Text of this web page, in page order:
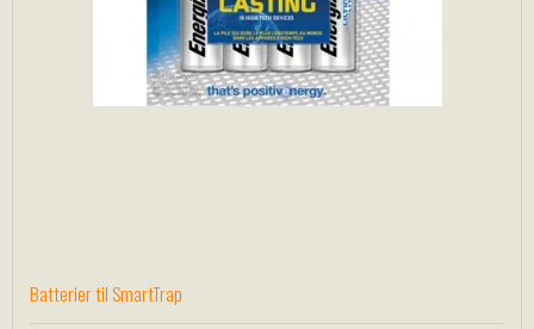
Batterier til SmartTrap